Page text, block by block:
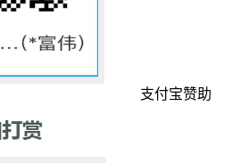
支付宝赞助